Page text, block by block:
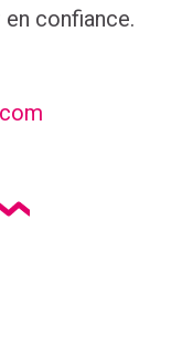
en confiance.